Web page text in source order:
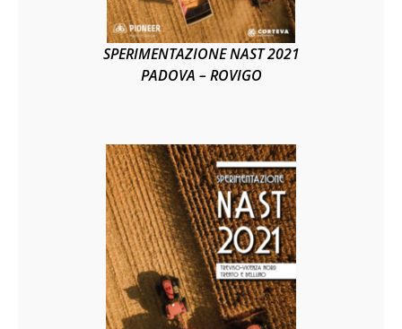
SPERIMENTAZIONE NAST 2021
PADOVA – ROVIGO